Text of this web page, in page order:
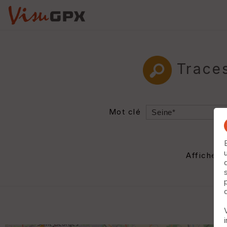
Mot clé
Auteur
Afficher